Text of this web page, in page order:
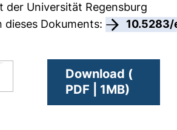
der Universität Regensburg
dieses Dokuments:
Download (
PDF | 1MB)